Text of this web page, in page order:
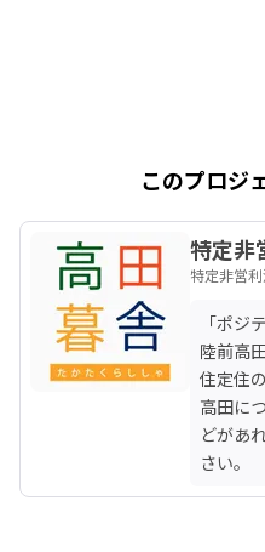
このプロジ
特定非
特定非営
「ポジ
陸前高
住定住
高田に
どがあ
さい。